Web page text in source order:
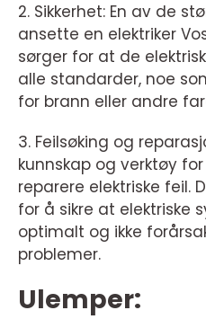
2. Sikkerhet: En av de
ansette en elektriker
sørger for at de
alle standarder, noe
for brann eller andre
3. Feilsøking og
kunnskap og verktøy
reparere elektriske feil.
for å sikre at elektriske
optimalt og ikke
problemer.
Ulemper: